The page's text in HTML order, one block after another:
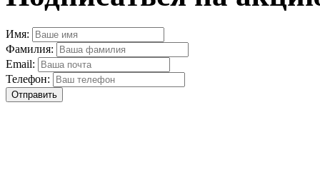
Имя:
Фамилия:
Email:
Телефон:
Отправить